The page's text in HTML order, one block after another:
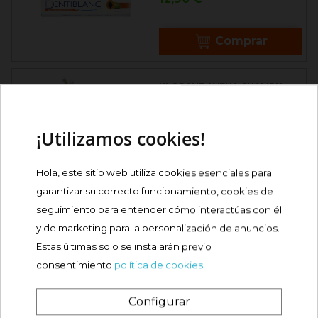
Comprar
KLORANE AVENA CHAMPU
Comprar
IWHITE INSTANT KIT
BLANQUEAMIENTO...
Precio
39,90 €
¡Utilizamos cookies!
Hola, este sitio web utiliza cookies esenciales para
garantizar su correcto funcionamiento, cookies de
seguimiento para entender cómo interactúas con él
y de marketing para la personalización de anuncios.
Estas últimas solo se instalarán previo
consentimiento política de cookies
Configurar